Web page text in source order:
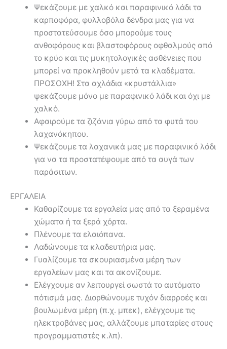
Ψεκάζουμε με χαλκό και παραφινικό λάδι τα
καρποφόρα, φυλλοβόλα δένδρα μας για να
προστατεύσουμε όσο μπορούμε τους
ανθοφόρους και βλαστοφόρους οφθαλμούς από
το κρύο και τις μυκητολογικές ασθένειες που
μπορεί να προκληθούν μετά τα κλαδέματα.
ΠΡΟΣΟΧΗ! Στα αχλάδια «κρυστάλλια»
ψεκάζουμε μόνο με παραφινικό λάδι και όχι με
χαλκό.
Αφαιρούμε τα ζιζάνια γύρω από τα φυτά του
λαχανόκηπου.
Ψεκάζουμε τα λαχανικά μας με παραφινικό λάδι
για να τα προστατέψουμε από τα αυγά των
παράσιτων.
ΕΡΓΑΛΕΙΑ
Καθαρίζουμε τα εργαλεία μας από τα ξεραμένα
χώματα ή τα ξερά χόρτα.
Πλένουμε τα ελαιόπανα.
Λαδώνουμε τα κλαδευτήρια μας.
Γυαλίζουμε τα σκουριασμένα μέρη των
εργαλείων μας και τα ακονίζουμε.
Ελέγχουμε αν λειτουργεί σωστά το αυτόματο
πότισμά μας. Διορθώνουμε τυχόν διαρροές και
βουλωμένα μέρη (π.χ. μπεκ), ελέγχουμε τις
ηλεκτροβάνες μας, αλλάζουμε μπαταρίες στους
προγραμματιστές κ.λπ).